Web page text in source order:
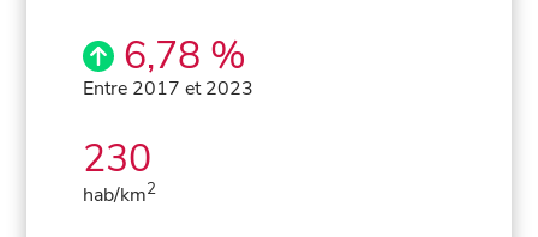
6,78 %
Entre 2017 et 2023
230
hab/km2